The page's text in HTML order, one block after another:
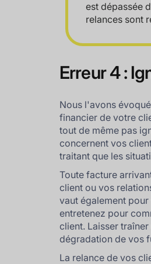
est dépassée
relances sont
Erreur 4 :
Nous l'avons
financier de votre
tout de même pas
concernent vos
traitant que les
Toute facture
client ou vos
vaut également
entretenez pour
client. Laisser
dégradation de vos
La relance de vos